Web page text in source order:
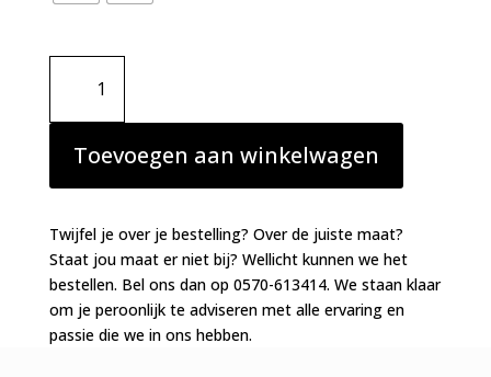
Marie
Jane
bh
hartvorm
ivoor
Toevoegen aan winkelwagen
Twijfel je over je bestelling? Over de juiste maat?
Staat jou maat er niet bij? Wellicht kunnen we het
bestellen. Bel ons dan op 0570-613414. We staan klaar
om je peroonlijk te adviseren met alle ervaring en
passie die we in ons hebben.